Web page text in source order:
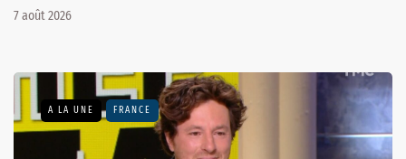
7 août 2026
A LA UNE FRANCE